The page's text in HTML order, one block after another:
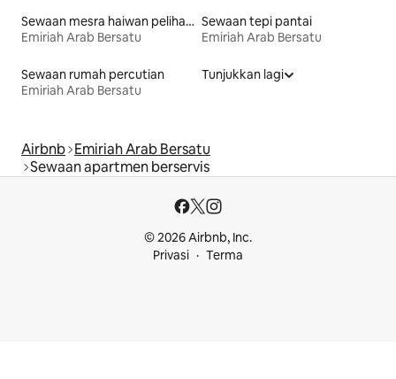
Sewaan mesra haiwan peliharaan
Emiriah Arab Bersatu
Sewaan tepi pantai
Emiriah Arab Bersatu
Sewaan rumah percutian
Emiriah Arab Bersatu
Tunjukkan lagi
Airbnb Emiriah Arab Bersatu
Sewaan apartmen berservis
© 2026 Airbnb, Inc.
Privasi
Terma